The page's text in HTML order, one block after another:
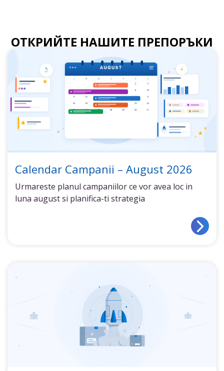
ОТКРИЙТЕ НАШИТЕ ПРЕПОРЪКИ
Calendar Campanii – August 2026
Urmareste planul campaniilor ce vor avea loc in
luna august si planifica-ti strategia